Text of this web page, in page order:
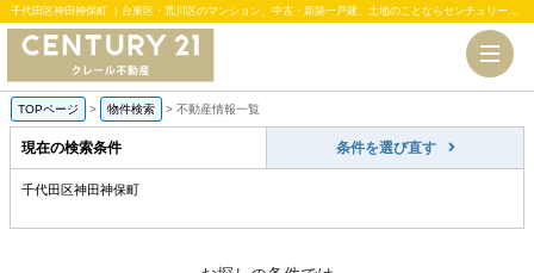
千代田区神田神保町 ｜台東区・荒川区のマンション、中古・新築一戸建、土地のことならセンチュリー21クレール不動産
TOPページ > 物件検索 > 不動産情報一覧
現在の検索条件 条件を選び直す
千代田区神田神保町